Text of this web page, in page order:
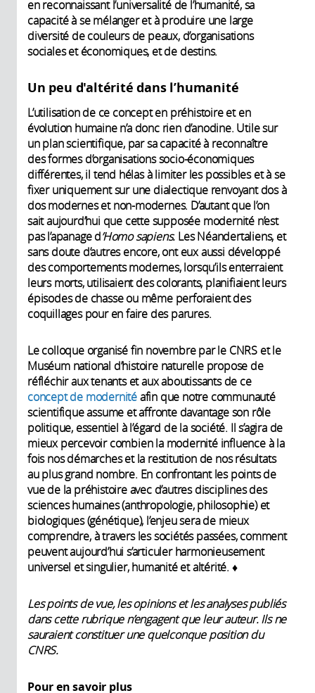
en reconnaissant l’universalité de l’humanité, sa
capacité à se mélanger et à produire une large
diversité de couleurs de peaux, d’organisations
sociales et économiques, et de destins.
Un peu d'altérité dans l’humanité
L’utilisation de ce concept en préhistoire et en
évolution humaine n’a donc rien d’anodine. Utile sur
un plan scientifique, par sa capacité à reconnaître
des formes d’organisations socio-économiques
différentes, il tend hélas à limiter les possibles et à se
fixer uniquement sur une dialectique renvoyant dos à
dos modernes et non-modernes. D’autant que l’on
sait aujourd’hui que cette supposée modernité n’est
pas l’apanage d’Homo sapiens. Les Néandertaliens, et
sans doute d’autres encore, ont eux aussi développé
des comportements modernes, lorsqu’ils enterraient
leurs morts, utilisaient des colorants, planifiaient leurs
épisodes de chasse ou même perforaient des
coquillages pour en faire des parures.
Le colloque organisé fin novembre par le CNRS et le
Muséum national d’histoire naturelle propose de
réfléchir aux tenants et aux aboutissants de ce
concept de modernitéafin que notre communauté
scientifique assume et affronte davantage son rôle
politique, essentiel à l’égard de la société. Il s’agira de
mieux percevoir combien la modernité influence à la
fois nos démarches et la restitution de nos résultats
au plus grand nombre. En confrontant les points de
vue de la préhistoire avec d’autres disciplines des
sciences humaines (anthropologie, philosophie) et
biologiques (génétique), l’enjeu sera de mieux
comprendre, à travers les sociétés passées, comment
peuvent aujourd’hui s’articuler harmonieusement
universel et singulier, humanité et altérité. ♦
Les points de vue, les opinions et les analyses publiés
dans cette rubrique n’engagent que leur auteur. Ils ne
sauraient constituer une quelconque position du
CNRS.
Pour en savoir plus